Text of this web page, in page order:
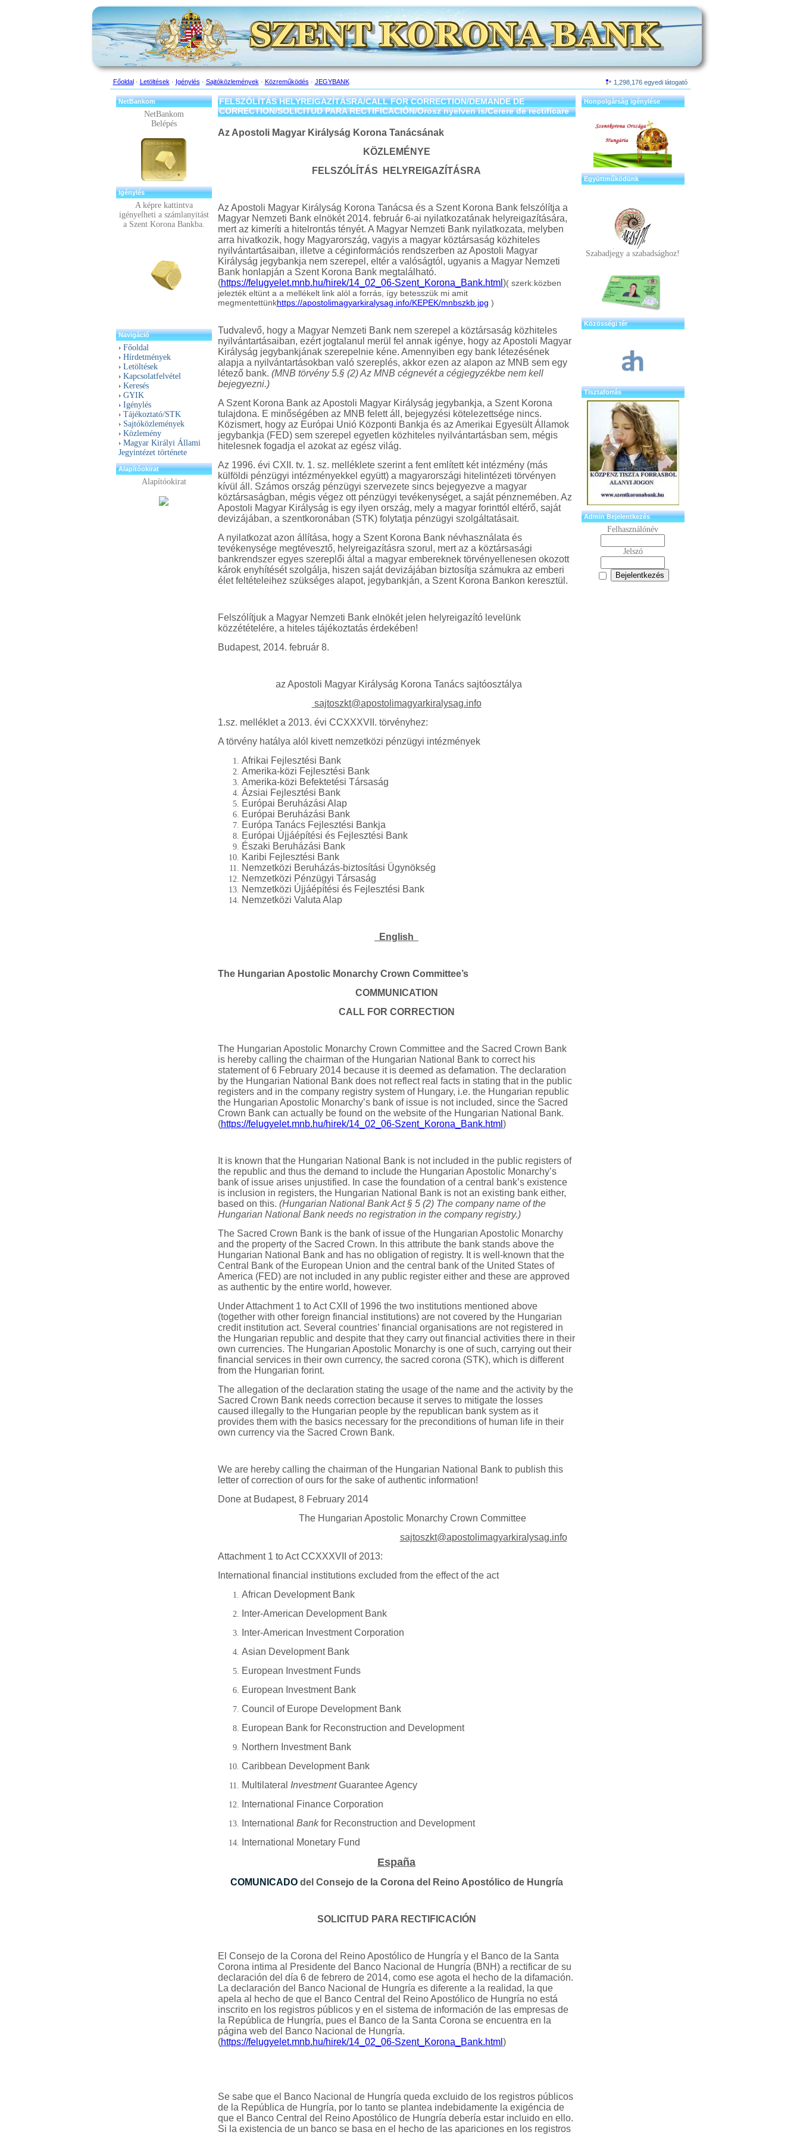
Főoldal · Letöltések · Igénylés · Sajtóközlemények · Közreműködés · JEGYBANK 1,298,176 egyedi látogató
NetBankom
NetBankom
Belépés
Igénylés
A képre kattintva
igényelheti a számlanyitást
a Szent Korona Bankba.
Navigáció
Főoldal
Hírdetmények
Letöltések
Kapcsolatfelvétel
Keresés
GYIK
Igénylés
Tájékoztató/STK
Sajtóközlemények
Közlemény
Magyar Királyi Állami
Jegyintézet története
Alapítóokirat
Alapítóokirat
FELSZÓLÍTÁS HELYREIGAZÍTÁSRA/CALL FOR CORRECTION/DEMANDE DE
CORRECTION/SOLICITUD PARA RECTIFICACIÓN/Orosz nyelven is/Cerere de rectificare
Az Apostoli Magyar Királyság Korona Tanácsának
KÖZLEMÉNYE
FELSZÓLÍTÁS HELYREIGAZÍTÁSRA
Az Apostoli Magyar Királyság Korona Tanácsa és a Szent Korona Bank felszólítja a
Magyar Nemzeti Bank elnökét 2014. február 6-ai nyilatkozatának helyreigazítására,
mert az kimeríti a hitelrontás tényét. A Magyar Nemzeti Bank nyilatkozata, melyben
arra hivatkozik, hogy Magyarország, vagyis a magyar köztársaság közhiteles
nyilvántartásaiban, illetve a céginformációs rendszerben az Apostoli Magyar
Királyság jegybankja nem szerepel, eltér a valóságtól, ugyanis a Magyar Nemzeti
Bank honlapján a Szent Korona Bank megtalálható.
(https://felugyelet.mnb.hu/hirek/14_02_06-Szent_Korona_Bank.html )( szerk:közben
jelezték eltünt a a mellékelt link alól a forrás, így betesszük mi amit
megmentettünkhttps://apostolimagyarkiralysag.info/KEPEK/mnbszkb.jpg )
Tudvalevő, hogy a Magyar Nemzeti Bank nem szerepel a köztársaság közhiteles
nyilvántartásaiban, ezért jogtalanul merül fel annak igénye, hogy az Apostoli Magyar
Királyság jegybankjának szerepelnie kéne. Amennyiben egy bank létezésének
alapja a nyilvántartásokban való szereplés, akkor ezen az alapon az MNB sem egy
létező bank. (MNB törvény 5.§ (2) Az MNB cégnevét a cégjegyzékbe nem kell
bejegyezni.)
A Szent Korona Bank az Apostoli Magyar Királyság jegybankja, a Szent Korona
tulajdona. E minőségében az MNB felett áll, bejegyzési kötelezettsége nincs.
Közismert, hogy az Európai Unió Központi Bankja és az Amerikai Egyesült Államok
jegybankja (FED) sem szerepel egyetlen közhiteles nyilvántartásban sem, mégis
hitelesnek fogadja el azokat az egész világ.
Az 1996. évi CXII. tv. 1. sz. melléklete szerint a fent említett két intézmény (más
külföldi pénzügyi intézményekkel együtt) a magyarországi hitelintézeti törvényen
kívül áll. Számos ország pénzügyi szervezete sincs bejegyezve a magyar
köztársaságban, mégis végez ott pénzügyi tevékenységet, a saját pénznemében. Az
Apostoli Magyar Királyság is egy ilyen ország, mely a magyar forinttól eltérő, saját
devizájában, a szentkoronában (STK) folytatja pénzügyi szolgáltatásait.
A nyilatkozat azon állítása, hogy a Szent Korona Bank névhasználata és
tevékenysége megtévesztő, helyreigazításra szorul, mert az a köztársasági
bankrendszer egyes szereplői által a magyar embereknek törvényellenesen okozott
károk enyhítését szolgálja, hiszen saját devizájában biztosítja számukra az emberi
élet feltételeihez szükséges alapot, jegybankján, a Szent Korona Bankon keresztül.
Felszólítjuk a Magyar Nemzeti Bank elnökét jelen helyreigazító levelünk
közzétételére, a hiteles tájékoztatás érdekében!
Budapest, 2014. február 8.
az Apostoli Magyar Királyság Korona Tanács sajtóosztálya
sajtoszkt@apostolimagyarkiralysag.info
1.sz. melléklet a 2013. évi CCXXXVII. törvényhez:
A törvény hatálya alól kivett nemzetközi pénzügyi intézmények
Afrikai Fejlesztési Bank
Amerika-közi Fejlesztési Bank
Amerika-közi Befektetési Társaság
Ázsiai Fejlesztési Bank
Európai Beruházási Alap
Európai Beruházási Bank
Európa Tanács Fejlesztési Bankja
Európai Újjáépítési és Fejlesztési Bank
Északi Beruházási Bank
Karibi Fejlesztési Bank
Nemzetközi Beruházás-biztosítási Ügynökség
Nemzetközi Pénzügyi Társaság
Nemzetközi Újjáépítési és Fejlesztési Bank
Nemzetközi Valuta Alap
English
The Hungarian Apostolic Monarchy Crown Committee’s
COMMUNICATION
CALL FOR CORRECTION
The Hungarian Apostolic Monarchy Crown Committee and the Sacred Crown Bank
is hereby calling the chairman of the Hungarian National Bank to correct his
statement of 6 February 2014 because it is deemed as defamation. The declaration
by the Hungarian National Bank does not reflect real facts in stating that in the public
registers and in the company registry system of Hungary, i.e. the Hungarian republic
the Hungarian Apostolic Monarchy’s bank of issue is not included, since the Sacred
Crown Bank can actually be found on the website of the Hungarian National Bank.
(https://felugyelet.mnb.hu/hirek/14_02_06-Szent_Korona_Bank.html )
It is known that the Hungarian National Bank is not included in the public registers of
the republic and thus the demand to include the Hungarian Apostolic Monarchy’s
bank of issue arises unjustified. In case the foundation of a central bank’s existence
is inclusion in registers, the Hungarian National Bank is not an existing bank either,
based on this. (Hungarian National Bank Act § 5 (2) The company name of the
Hungarian National Bank needs no registration in the company registry.)
The Sacred Crown Bank is the bank of issue of the Hungarian Apostolic Monarchy
and the property of the Sacred Crown. In this attribute the bank stands above the
Hungarian National Bank and has no obligation of registry. It is well-known that the
Central Bank of the European Union and the central bank of the United States of
America (FED) are not included in any public register either and these are approved
as authentic by the entire world, however.
Under Attachment 1 to Act CXII of 1996 the two institutions mentioned above
(together with other foreign financial institutions) are not covered by the Hungarian
credit institution act. Several countries’ financial organisations are not registered in
the Hungarian republic and despite that they carry out financial activities there in their
own currencies. The Hungarian Apostolic Monarchy is one of such, carrying out their
financial services in their own currency, the sacred corona (STK), which is different
from the Hungarian forint.
The allegation of the declaration stating the usage of the name and the activity by the
Sacred Crown Bank needs correction because it serves to mitigate the losses
caused illegally to the Hungarian people by the republican bank system as it
provides them with the basics necessary for the preconditions of human life in their
own currency via the Sacred Crown Bank.
We are hereby calling the chairman of the Hungarian National Bank to publish this
letter of correction of ours for the sake of authentic information!
Done at Budapest, 8 February 2014
The Hungarian Apostolic Monarchy Crown Committee
sajtoszkt@apostolimagyarkiralysag.info
Attachment 1 to Act CCXXXVII of 2013:
International financial institutions excluded from the effect of the act
African Development Bank
Inter-American Development Bank
Inter-American Investment Corporation
Asian Development Bank
European Investment Funds
European Investment Bank
Council of Europe Development Bank
European Bank for Reconstruction and Development
Northern Investment Bank
Caribbean Development Bank
Multilateral Investment Guarantee Agency
International Finance Corporation
International Bank for Reconstruction and Development
International Monetary Fund
España
COMUNICADOdel Consejo de la Corona del Reino Apostólico de Hungría
SOLICITUD PARA RECTIFICACIÓN
El Consejo de la Corona del Reino Apostólico de Hungría y el Banco de la Santa
Corona intima al Presidente del Banco Nacional de Hungría (BNH) a rectificar de su
declaración del día 6 de febrero de 2014, como ese agota el hecho de la difamación.
La declaración del Banco Nacional de Hungría es diferente a la realidad, la que
apela al hecho de que el Banco Central del Reino Apostólico de Hungría no está
inscrito en los registros públicos y en el sistema de información de las empresas de
la República de Hungría, pues el Banco de la Santa Corona se encuentra en la
página web del Banco Nacional de Hungría.
(https://felugyelet.mnb.hu/hirek/14_02_06-Szent_Korona_Bank.html )
Se sabe que el Banco Nacional de Hungría queda excluido de los registros públicos
de la República de Hungría, por lo tanto se plantea indebidamente la exigéncia de
que el Banco Central del Reino Apostólico de Hungría debería estar incluido en ello.
Si la existencia de un banco se basa en el hecho de las apariciones en los registros
Honpolgárság igénylése
Együttműködünk
Szabadjegy a szabadsághoz!
Közösségi tér
Tisztaforrás
Admin Bejelentkezés
Felhasználónév
Jelszó